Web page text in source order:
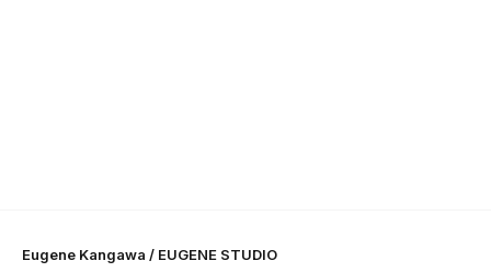
Eugene Kangawa / EUGENE STUDIO